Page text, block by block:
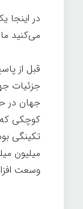
در اینجا
می‌کنید
قبل از
جزئیات
جهان در
کوچکی که
تکینگی
وسعت